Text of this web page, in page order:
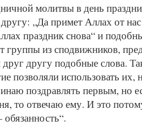
молитвы в день
„Да примет Аллах от
праздник снова“ и
группы из сподвижников,
другу подобные слова.
позволяли использовать их,
поздравлять первым, но
то отвечаю ему. И это
обязанность“.